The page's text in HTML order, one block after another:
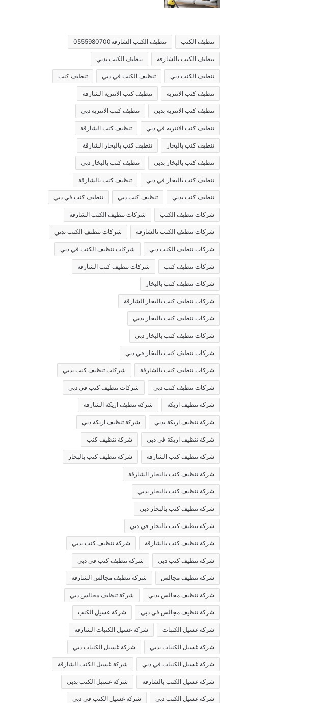
تنظيف الكنب تنظيف الكنب الشارقة0555980700
تنظيف الكنب بالشارقة تنظيف الكنب بدبي
تنظيف الكنب دبي تنظيف الكنب في دبي تنظيف كنب
تنظيف كنب الانتريه تنظيف كنب الانتريه الشارقة
تنظيف كنب الانتريه بدبي تنظيف كنب الانتريه دبي
تنظيف كنب الانتريه في دبي تنظيف كنب الشارقة
تنظيف كنب بالبخار تنظيف كنب بالبخار الشارقة
تنظيف كنب بالبخار بدبي تنظيف كنب بالبخار دبي
تنظيف كنب بالبخار في دبي تنظيف كنب بالشارقة
تنظيف كنب بدبي تنظيف كنب دبي تنظيف كنب في دبي
شركات تنظيف الكنب شركات تنظيف الكنب الشارقة
شركات تنظيف الكنب بالشارقة شركات تنظيف الكنب بدبي
شركات تنظيف الكنب دبي شركات تنظيف الكنب في دبي
شركات تنظيف كنب شركات تنظيف كنب الشارقة
شركات تنظيف كنب بالبخار
شركات تنظيف كنب بالبخار الشارقة
شركات تنظيف كنب بالبخار بدبي
شركات تنظيف كنب بالبخار دبي
شركات تنظيف كنب بالبخار في دبي
شركات تنظيف كنب بالشارقة شركات تنظيف كنب بدبي
شركات تنظيف كنب دبي شركات تنظيف كنب في دبي
شركة تنظيف اريكة شركة تنظيف اريكة الشارقة
شركة تنظيف اريكة بدبي شركة تنظيف اريكة دبي
شركة تنظيف اريكة في دبي شركة تنظيف كنب
شركة تنظيف كنب الشارقة شركة تنظيف كنب بالبخار
شركة تنظيف كنب بالبخار الشارقة
شركة تنظيف كنب بالبخار بدبي
شركة تنظيف كنب بالبخار دبي
شركة تنظيف كنب بالبخار في دبي
شركة تنظيف كنب بالشارقة شركة تنظيف كنب بدبي
شركة تنظيف كنب دبي شركة تنظيف كنب في دبي
شركة تنظيف مجالس شركة تنظيف مجالس الشارقة
شركة تنظيف مجالس بدبي شركة تنظيف مجالس دبي
شركة تنظيف مجالس في دبي شركة غسيل الكنب
شركة غسيل الكنبات شركة غسيل الكنبات الشارقة
شركة غسيل الكنبات بدبي شركة غسيل الكنبات دبي
شركة غسيل الكنبات في دبي شركة غسيل الكنب الشارقة
شركة غسيل الكنب بالشارقة شركة غسيل الكنب بدبي
شركة غسيل الكنب دبي شركة غسيل الكنب في دبي